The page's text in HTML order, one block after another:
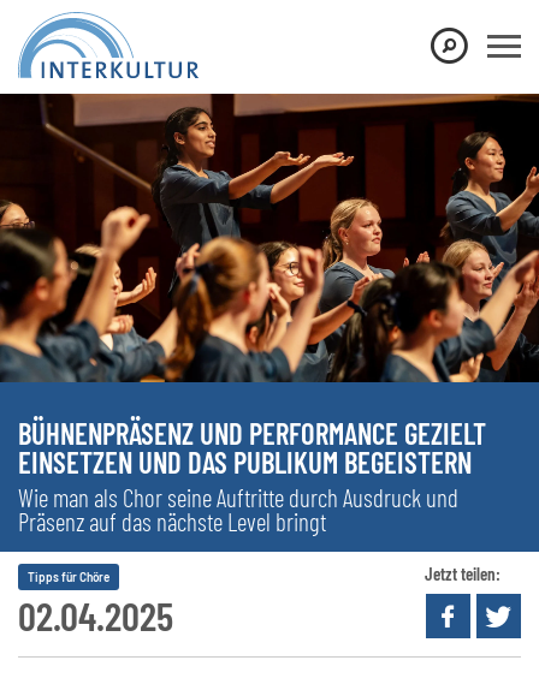
BÜHNENPRÄSENZ UND PERFORMANCE GEZIELT
EINSETZEN UND DAS PUBLIKUM BEGEISTERN
Wie man als Chor seine Auftritte durch Ausdruck und
Präsenz auf das nächste Level bringt
02.04.2025
Tipps für Chöre Jetzt teilen: